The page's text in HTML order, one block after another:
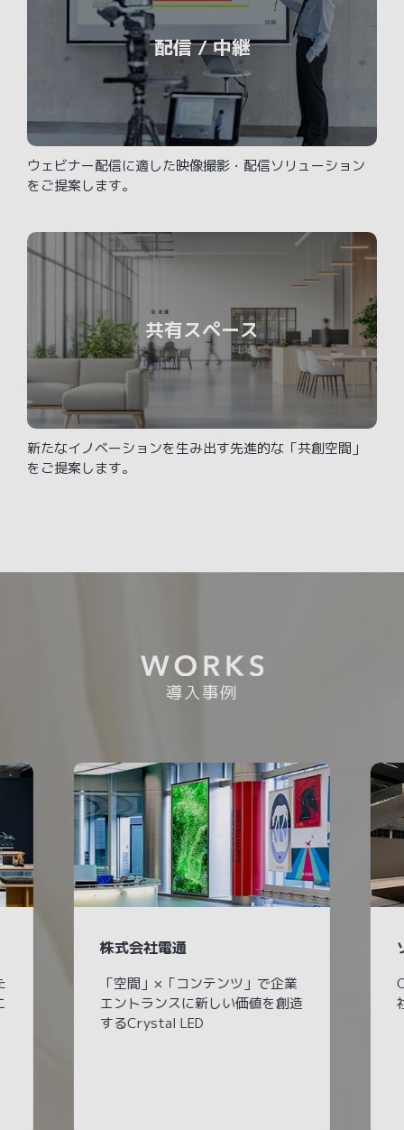
配信 / 中継
ウェビナー配信に適した映像撮影・配信ソリューション
をご提案します。
共有スペース
新たなイノベーションを生み出す先進的な「共創空間」
をご提案します。
導入事例
株式会社電通
「空間」×「コンテンツ」で企業
エントランスに新しい価値を創造
するCrystal LED